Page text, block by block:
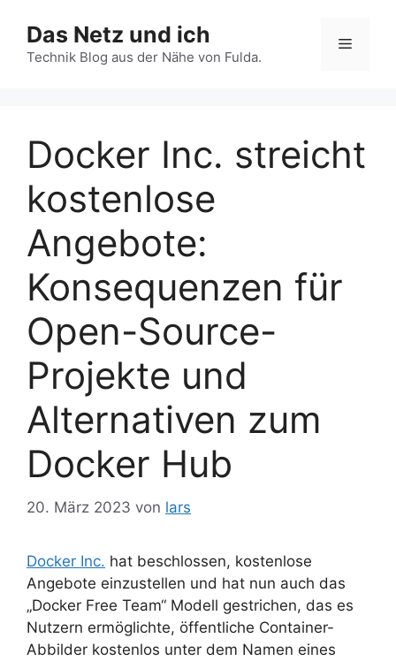
Inhalt
springen
Das Netz und ich
Technik Blog aus der Nähe von Fulda.
Menü
Docker Inc. streicht
kostenlose
Angebote:
Konsequenzen für
Open-Source-
Projekte und
Alternativen zum
Docker Hub
20. März 2023 von lars
Docker Inc. hat beschlossen, kostenlose
Angebote einzustellen und hat nun auch das
„Docker Free Team“ Modell gestrichen, das es
Nutzern ermöglichte, öffentliche Container-
Abbilder kostenlos unter dem Namen eines